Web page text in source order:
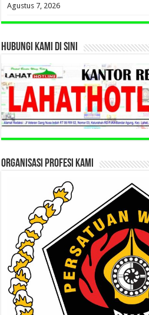
Agustus 7, 2026
HUBUNGI KAMI DI SINI
ORGANISASI PROFESI KAMI